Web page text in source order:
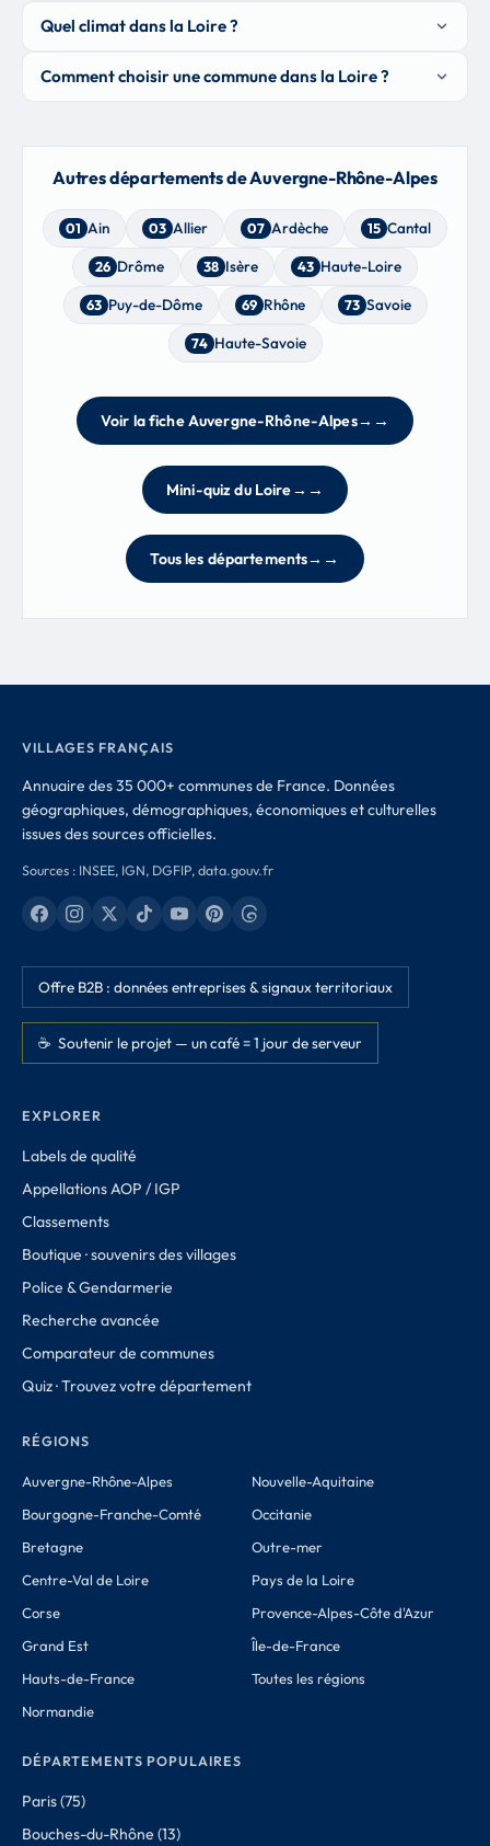
Quel climat dans la Loire ?
Comment choisir une commune dans la Loire ?
Autres départements de Auvergne-Rhône-Alpes
01 Ain 03 Allier 07 Ardèche 15 Cantal
26 Drôme 38 Isère 43 Haute-Loire
63 Puy-de-Dôme 69 Rhône 73 Savoie
74 Haute-Savoie
Voir la fiche Auvergne-Rhône-Alpes→
Mini-quiz du Loire→
Tous les départements→
VILLAGES FRANÇAIS
Annuaire des 35 000+ communes de France. Données
géographiques, démographiques, économiques et culturelles
issues des sources officielles.
Sources : INSEE, IGN, DGFIP, data.gouv.fr
Offre B2B : données entreprises & signaux territoriaux
☕ Soutenir le projet — un café = 1 jour de serveur
EXPLORER
Labels de qualité
Appellations AOP / IGP
Classements
Boutique · souvenirs des villages
Police & Gendarmerie
Recherche avancée
Comparateur de communes
Quiz · Trouvez votre département
RÉGIONS
Auvergne-Rhône-Alpes
Bourgogne-Franche-Comté
Bretagne
Centre-Val de Loire
Corse
Grand Est
Hauts-de-France
Normandie
Nouvelle-Aquitaine
Occitanie
Outre-mer
Pays de la Loire
Provence-Alpes-Côte d'Azur
Île-de-France
Toutes les régions
DÉPARTEMENTS POPULAIRES
Paris (75)
Bouches-du-Rhône (13)